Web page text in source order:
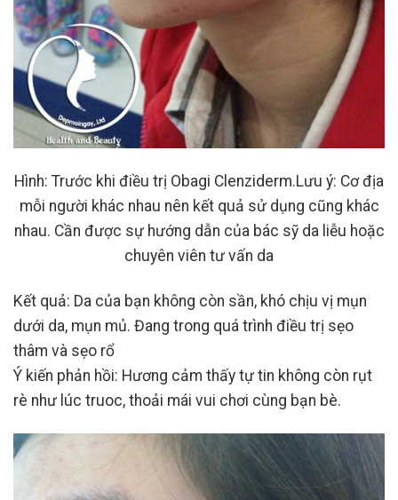
Hình: Trước khi điều trị Obagi Clenziderm.Lưu ý: Cơ địa
mỗi người khác nhau nên kết quả sử dụng cũng khác
nhau. Cần được sự hướng dẫn của bác sỹ da liễu hoặc
chuyên viên tư vấn da
Kết quả: Da của bạn không còn sần, khó chịu vị mụn
dưới da, mụn mủ. Đang trong quá trình điều trị sẹo
thâm và sẹo rổ
Ý kiến phản hồi: Hương cảm thấy tự tin không còn rụt
rè như lúc truoc, thoải mái vui chơi cùng bạn bè.